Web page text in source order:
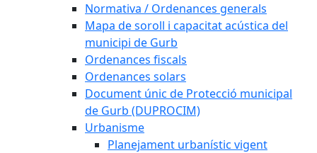
Normativa / Ordenances generals
Mapa de soroll i capacitat acústica del
municipi de Gurb
Ordenances fiscals
Ordenances solars
Document únic de Protecció municipal
de Gurb (DUPROCIM)
Urbanisme
Planejament urbanístic vigent